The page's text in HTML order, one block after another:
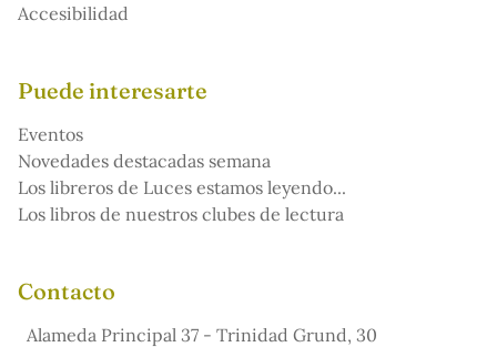
Accesibilidad
Puede interesarte
Eventos
Novedades destacadas semana
Los libreros de Luces estamos leyendo...
Los libros de nuestros clubes de lectura
Contacto
Alameda Principal 37 - Trinidad Grund, 30